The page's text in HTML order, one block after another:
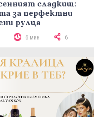
сладкиш:
за перфектни
рулца
6 мин 6